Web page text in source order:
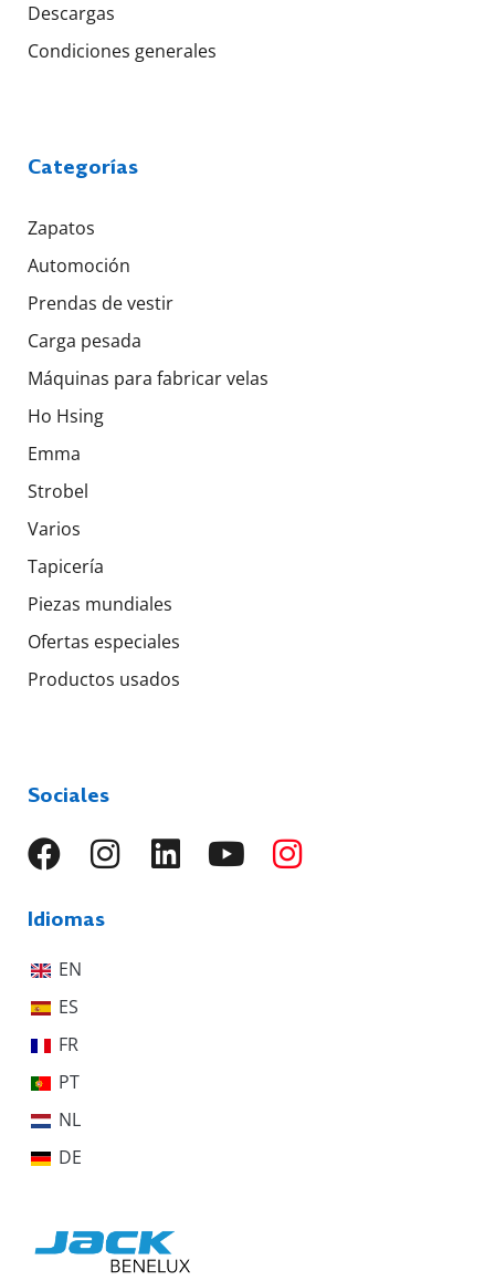
Descargas
Condiciones generales
Categorías
Zapatos
Automoción
Prendas de vestir
Carga pesada
Máquinas para fabricar velas
Ho Hsing
Emma
Strobel
Varios
Tapicería
Piezas mundiales
Ofertas especiales
Productos usados
Sociales
Idiomas
EN
ES
FR
PT
NL
DE